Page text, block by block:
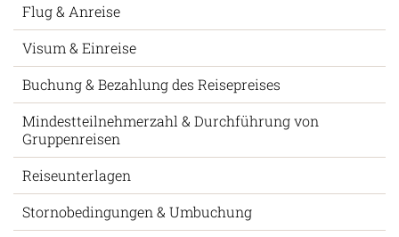
Flug & Anreise
Visum & Einreise
Buchung & Bezahlung des Reisepreises
Mindestteilnehmerzahl & Durchführung von
Gruppenreisen
Reiseunterlagen
Stornobedingungen & Umbuchung